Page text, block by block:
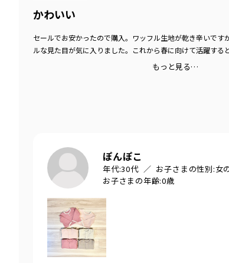
かわいい
セールでお安かったので購入。ワッフル生地が乾き辛いです
ルな見た目が気に入りました。これから春に向けて活躍する
もっと見る…
ぽんぽこ
年代:30代 お子さまの性別:女
お子さまの年齢:0歳